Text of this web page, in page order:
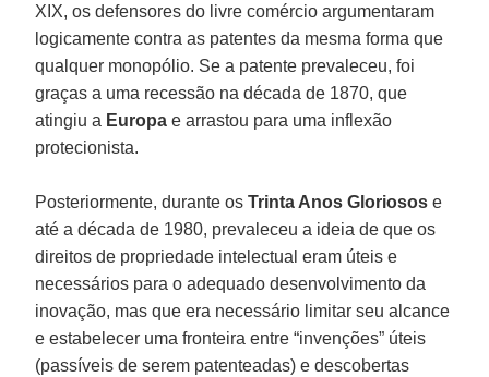
XIX, os defensores do livre comércio argumentaram
logicamente contra as patentes da mesma forma que
qualquer monopólio. Se a patente prevaleceu, foi
graças a uma recessão na década de 1870, que
atingiu a Europa e arrastou para uma inflexão
protecionista.
Posteriormente, durante osTrinta Anos Gloriosos e
até a década de 1980, prevaleceu a ideia de que os
direitos de propriedade intelectual eram úteis e
necessários para o adequado desenvolvimento da
inovação, mas que era necessário limitar seu alcance
e estabelecer uma fronteira entre “invenções” úteis
(passíveis de serem patenteadas) e descobertas